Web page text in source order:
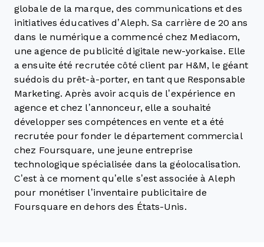
globale de la marque, des communications et des
initiatives éducatives d’Aleph. Sa carrière de 20 ans
dans le numérique a commencé chez Mediacom,
une agence de publicité digitale new-yorkaise. Elle
a ensuite été recrutée côté client par H&M, le géant
suédois du prêt-à-porter, en tant que Responsable
Marketing. Après avoir acquis de l’expérience en
agence et chez l’annonceur, elle a souhaité
développer ses compétences en vente et a été
recrutée pour fonder le département commercial
chez Foursquare, une jeune entreprise
technologique spécialisée dans la géolocalisation.
C’est à ce moment qu’elle s’est associée à Aleph
pour monétiser l’inventaire publicitaire de
Foursquare en dehors des États-Unis.